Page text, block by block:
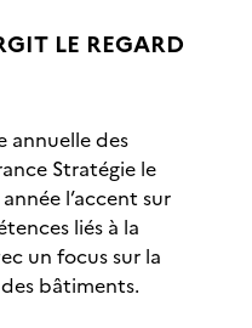
LE REGARD
annuelle des
Stratégie le
l’accent sur
liés à la
un focus sur la
bâtiments.